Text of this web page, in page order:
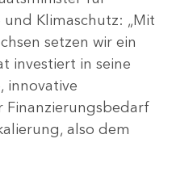
Klimaschutz: „Mit
setzen wir ein
investiert in seine
innovative
Finanzierungsbedarf
also dem